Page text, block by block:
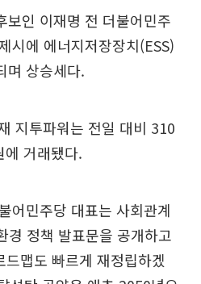
보인 이재명 전 더불어민주
시에 에너지저장장치(ESS)
며 상승세다.
지투파워는 전일 대비 310
거래됐다.
어민주당 대표는 사회관계
경 정책 발표문을 공개하고
맵도 빠르게 재정립하겠